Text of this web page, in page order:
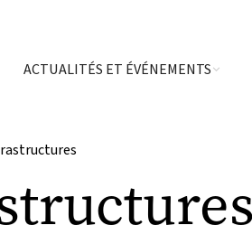
ACTUALITÉS ET ÉVÉNEMENTS